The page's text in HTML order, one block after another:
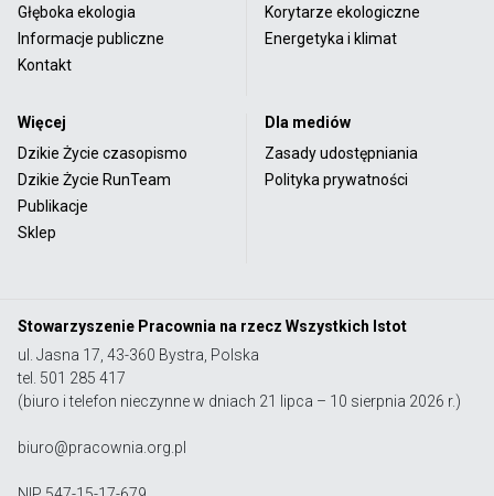
Głęboka ekologia
Informacje publiczne
Kontakt
Korytarze ekologiczne
Energetyka i klimat
Więcej
Dzikie Życie czasopismo
Dzikie Życie RunTeam
Publikacje
Sklep
Dla mediów
Zasady udostępniania
Polityka prywatności
Stowarzyszenie Pracownia na rzecz Wszystkich Istot
ul. Jasna 17, 43-360 Bystra, Polska
tel. 501 285 417
(biuro i telefon nieczynne w dniach 21 lipca – 10 sierpnia 2026 r.)
biuro@pracownia.org.pl